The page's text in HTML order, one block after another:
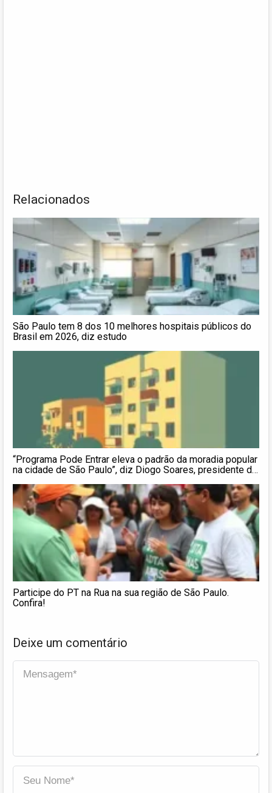
Relacionados
São Paulo tem 8 dos 10 melhores hospitais públicos do
Brasil em 2026, diz estudo
“Programa Pode Entrar eleva o padrão da moradia popular
na cidade de São Paulo”, diz Diogo Soares, presidente da
Participe do PT na Rua na sua região de São Paulo.
Confira!
Deixe um comentário